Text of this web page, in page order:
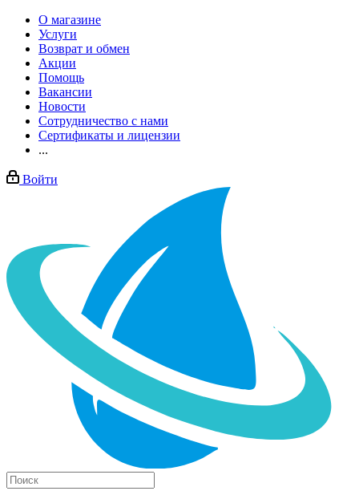
О магазине
Услуги
Возврат и обмен
Акции
Помощь
Вакансии
Новости
Сотрудничество с нами
Сертификаты и лицензии
...
Войти